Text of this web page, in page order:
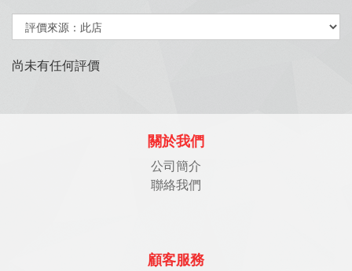
尚未有任何評價
關於我們
公司簡介
聯絡我們
顧客服務